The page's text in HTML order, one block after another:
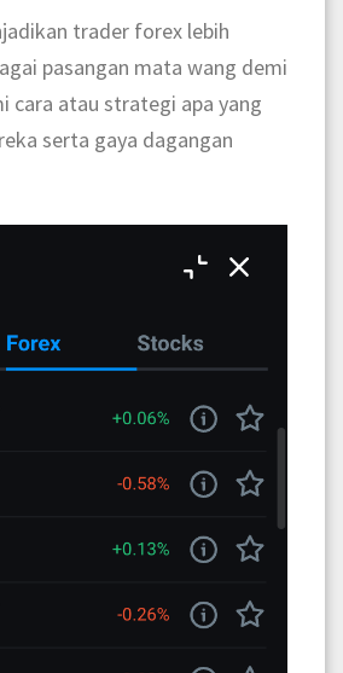
trader forex lebih
pasangan mata wang demi
cara atau strategi apa yang
serta gaya dagangan